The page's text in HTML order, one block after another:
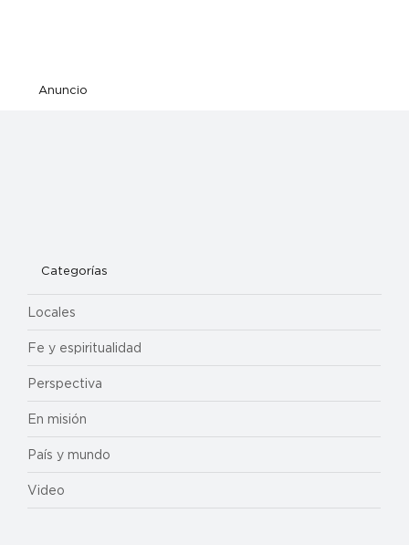
Anuncio
Categorías
Locales
Fe y espiritualidad
Perspectiva
En misión
País y mundo
Video